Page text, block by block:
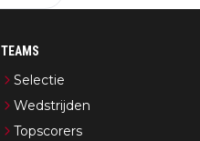
TEAMS
Selectie
Wedstrijden
Topscorers